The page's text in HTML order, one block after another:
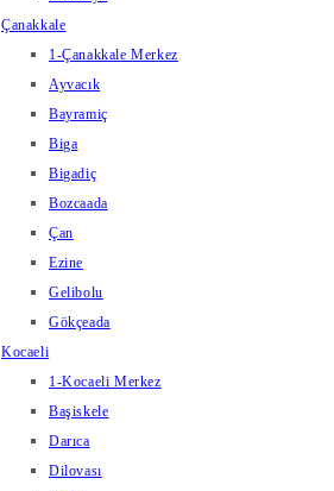
Çanakkale
1-Çanakkale Merkez
Ayvacık
Bayramiç
Biga
Bigadiç
Bozcaada
Çan
Ezine
Gelibolu
Gökçeada
Kocaeli
1-Kocaeli Merkez
Başiskele
Darıca
Dilovası